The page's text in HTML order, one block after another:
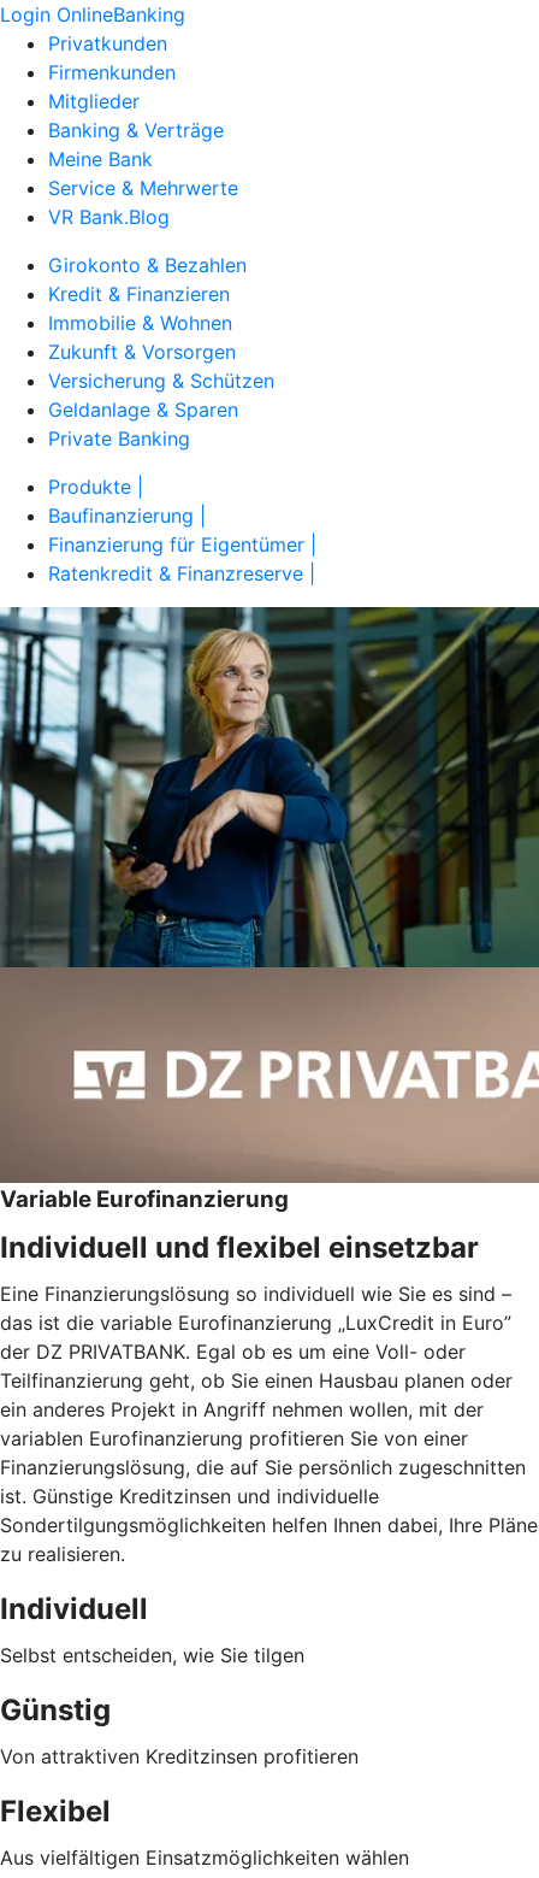
Login OnlineBanking
Privatkunden
Firmenkunden
Mitglieder
Banking & Verträge
Meine Bank
Service & Mehrwerte
VR Bank.Blog
Girokonto & Bezahlen
Kredit & Finanzieren
Immobilie & Wohnen
Zukunft & Vorsorgen
Versicherung & Schützen
Geldanlage & Sparen
Private Banking
Produkte |
Baufinanzierung |
Finanzierung für Eigentümer |
Ratenkredit & Finanzreserve |
Variable Eurofinanzierung
Individuell und flexibel einsetzbar
Eine Finanzierungslösung so individuell wie Sie es sind –
das ist die variable Eurofinanzierung „LuxCredit in Euro”
der DZ PRIVATBANK. Egal ob es um eine Voll- oder
Teilfinanzierung geht, ob Sie einen Hausbau planen oder
ein anderes Projekt in Angriff nehmen wollen, mit der
variablen Eurofinanzierung profitieren Sie von einer
Finanzierungslösung, die auf Sie persönlich zugeschnitten
ist. Günstige Kreditzinsen und individuelle
Sondertilgungsmöglichkeiten helfen Ihnen dabei, Ihre Pläne
zu realisieren.
Individuell
Selbst entscheiden, wie Sie tilgen
Günstig
Von attraktiven Kreditzinsen profitieren
Flexibel
Aus vielfältigen Einsatzmöglichkeiten wählen